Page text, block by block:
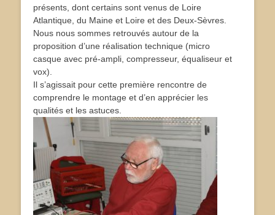
présents, dont certains sont venus de Loire
Atlantique, du Maine et Loire et des Deux-Sèvres.
Nous nous sommes retrouvés autour de la
proposition d’une réalisation technique (micro
casque avec pré-ampli, compresseur, équaliseur et
vox).
Il s’agissait pour cette première rencontre de
comprendre le montage et d’en apprécier les
qualités et les astuces.